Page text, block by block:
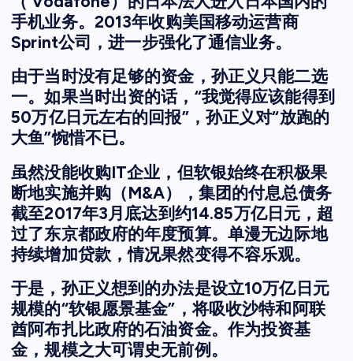
手机业务。2013年收购美国移动运营商
Sprint公司，进一步强化了通信业务。
由于当时没有足够的资金，孙正义只能二选
一。如果当时出资的话，“我觉得应该能得到
50万亿日元左右的回报”，孙正义对“放跑的
大鱼”惋惜不已。
虽然没能收购IT企业，但软银始终在积极果
断地实施并购（M&A），集团的付息总债务
截至2017年3月底达到约14.85万亿日元，超
过了东京都政府的年度预算。单漫无边际地
持续增加贷款，情况果然变得不容乐观。
于是，孙正义想到的办法是设立10万亿日元
规模的“软银愿景基金”，将吸收沙特和阿联
酋阿布扎比政府的石油资金。作为投资基
金，规模之大可谓史无前例。